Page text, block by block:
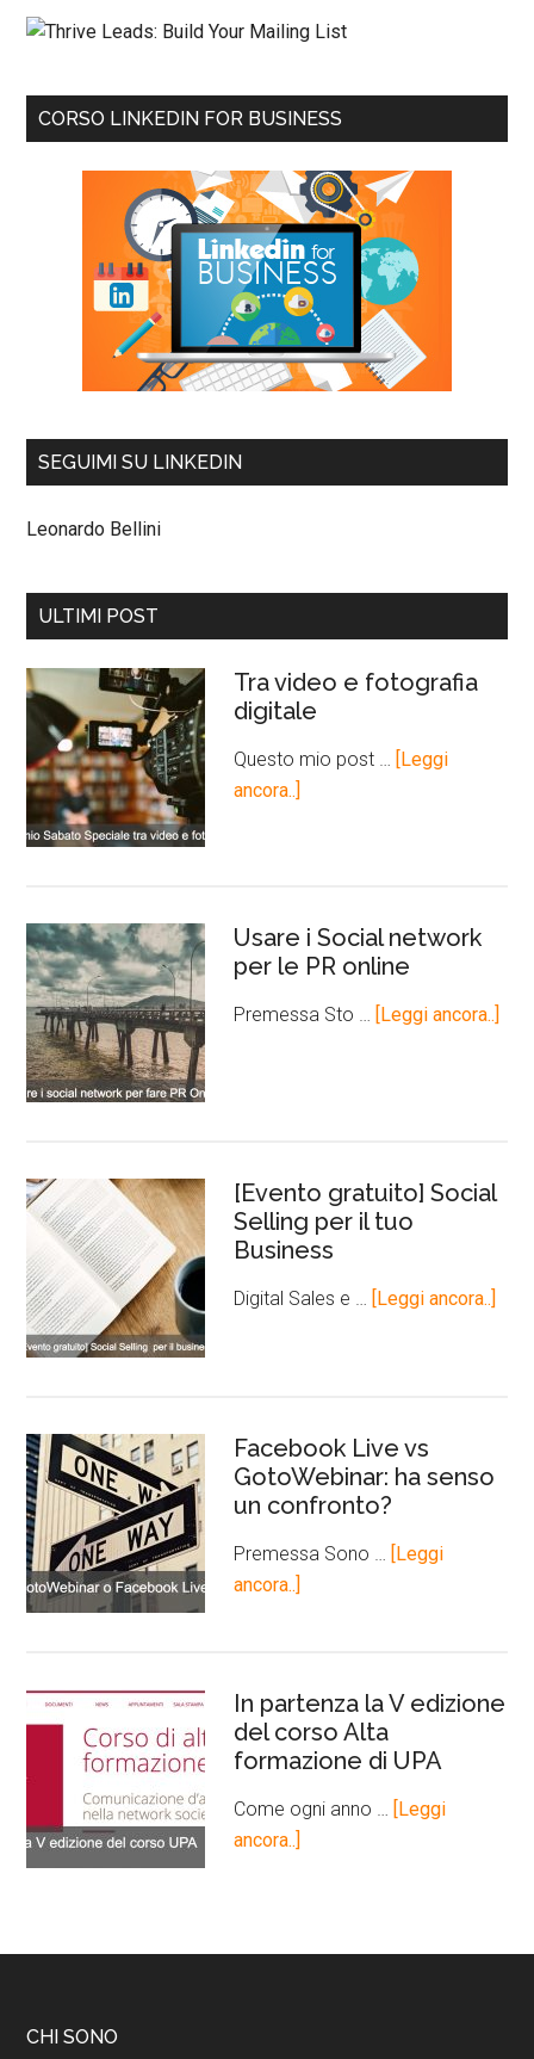
CORSO LINKEDIN FOR BUSINESS
SEGUIMI SU LINKEDIN
Leonardo Bellini
ULTIMI POST
Tra video e fotografia
digitale
Questo mio post …
[Leggi
ancora..]
Usare i Social network
per le PR online
Premessa Sto … [Leggi ancora..]
[Evento gratuito] Social
Selling per il tuo
Business
Digital Sales e … [Leggi ancora..]
Facebook Live vs
GotoWebinar: ha senso
un confronto?
Premessa Sono …
[Leggi
ancora..]
In partenza la V edizione
del corso Alta
formazione di UPA
Come ogni anno …
[Leggi
ancora..]
CHI SONO